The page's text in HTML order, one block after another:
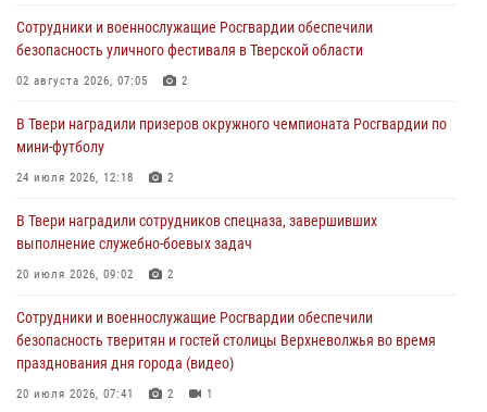
Сотрудники вневедомственной охраны совершили 250 выездов и
пресекли 20 правонарушений за неделю в Тверской области
27 июля 2026, 08:29
В Твери наградили призеров окружного чемпионата Росгвардии по
мини-футболу
24 июля 2026, 12:18 2
Росгвардейцы оказали помощь водителю на дороге в городе Кашин
22 июля 2026, 08:35
Сотрудники и военнослужащие Росгвардии обеспечили
безопасность уличного фестиваля в Тверской области
02 августа 2026, 07:05 2
В Твери наградили призеров окружного чемпионата Росгвардии по
мини-футболу
24 июля 2026, 12:18 2
В Твери наградили сотрудников спецназа, завершивших
выполнение служебно-боевых задач
20 июля 2026, 09:02 2
Сотрудники и военнослужащие Росгвардии обеспечили
безопасность тверитян и гостей столицы Верхневолжья во время
празднования дня города (видео)
20 июля 2026, 07:41 2 1